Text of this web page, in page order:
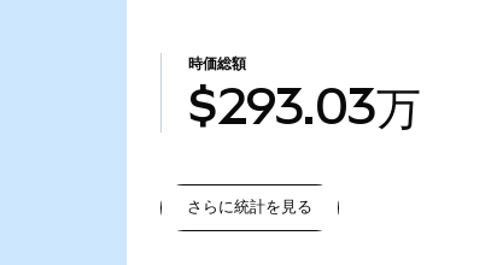
時価総額
$293.03万
さらに統計を見る